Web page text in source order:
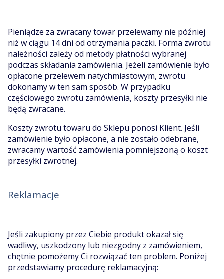
Pieniądze za zwracany towar przelewamy nie później
niż w ciągu 14 dni od otrzymania paczki. Forma zwrotu
należności zależy od metody płatności wybranej
podczas składania zamówienia. Jeżeli zamówienie było
opłacone przelewem natychmiastowym, zwrotu
dokonamy w ten sam sposób. W przypadku
częściowego zwrotu zamówienia, koszty przesyłki nie
będą zwracane.
Koszty zwrotu towaru do Sklepu ponosi Klient. Jeśli
zamówienie było opłacone, a nie zostało odebrane,
zwracamy wartość zamówienia pomniejszoną o koszt
przesyłki zwrotnej.
Reklamacje
Jeśli zakupiony przez Ciebie produkt okazał się
wadliwy, uszkodzony lub niezgodny z zamówieniem,
chętnie pomożemy Ci rozwiązać ten problem. Poniżej
przedstawiamy procedurę reklamacyjną: